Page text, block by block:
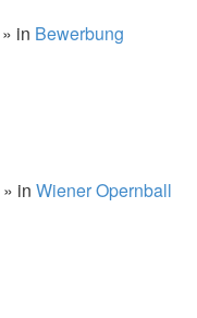
» in Bewerbung
» in Wiener Opernball